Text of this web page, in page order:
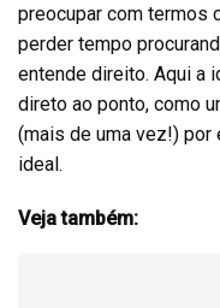
preocupar com termos
perder tempo
entende direito. Aqui a
direto ao ponto, como
(mais de uma vez!)
ideal.
Veja também: